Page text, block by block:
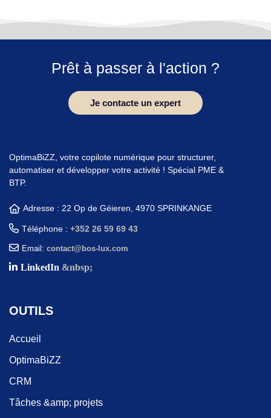
Prêt à passer à l'action ?
Je contacte un expert
OptimaBiZZ, votre copilote numérique pour structurer,
automatiser et développer votre activité ! Spécial PME &
BTP.
Adresse : 22 Op de Géieren, 4970 SPRINKANGE
Téléphone : +352 26 59 69 43
Email: contact@bos-lux.com
LinkedIn &nbsp;
OUTILS
Accueil
OptimaBiZZ
CRM
Tâches &amp; projets